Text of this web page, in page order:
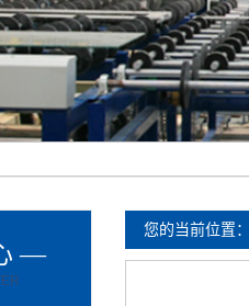
您的当前位置：
—